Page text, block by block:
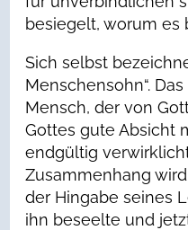
besiegelt, worum es
Sich selbst
Menschensohn“.
Mensch, der von
Gottes gute Absicht
endgültig
Zusammenhang
der Hingabe seines
ihn beseelte und